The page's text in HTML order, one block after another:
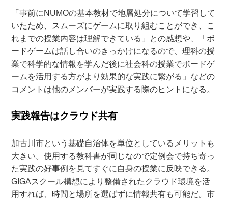
「事前にNUMOの基本教材で地層処分について学習して
いたため、スムーズにゲームに取り組むことができ、こ
れまでの授業内容は理解できている」との感想や、「ボ
ードゲームは話し合いのきっかけになるので、理科の授
業で科学的な情報を学んだ後に社会科の授業でボードゲ
ームを活用する方がより効果的な実践に繋がる」などの
コメントは他のメンバーが実践する際のヒントになる。
実践報告はクラウド共有
加古川市という基礎自治体を単位としているメリットも
大きい。使用する教科書が同じなので定例会で持ち寄っ
た実践の好事例を見てすぐに自身の授業に反映できる。
GIGAスクール構想により整備されたクラウド環境を活
用すれば、時間と場所を選ばずに情報共有も可能だ。市